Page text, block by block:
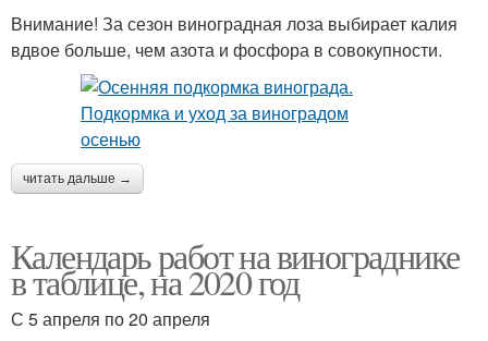
Внимание! За сезон виноградная лоза выбирает калия
вдвое больше, чем азота и фосфора в совокупности.
читать дальше →
Календарь работ на винограднике
в таблице, на 2020 год
С 5 апреля по 20 апреля